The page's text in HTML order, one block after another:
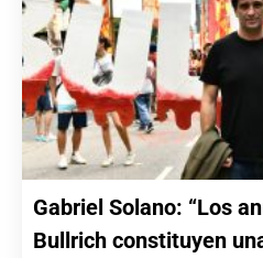
Gabriel Solano: “Los
Bullrich constituyen